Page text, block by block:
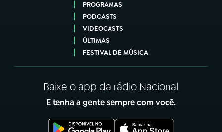
PROGRAMAS
PODCASTS
VIDEOCASTS
ÚLTIMAS
FESTIVAL DE MÚSICA
Baixe o app da rádio Nacional
E tenha a gente sempre com você.